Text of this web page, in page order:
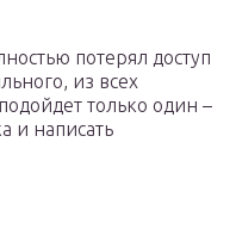
потерял доступ
из всех
только один –
и написать